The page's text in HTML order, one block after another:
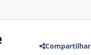
Compartilhar